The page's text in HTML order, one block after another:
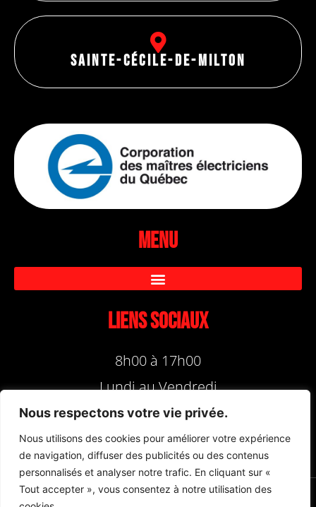
Nous respectons votre vie privée.
Nous utilisons des cookies pour améliorer votre expérience
de navigation, diffuser des publicités ou des contenus
personnalisés et analyser notre trafic. En cliquant sur «
Tout accepter », vous consentez à notre utilisation des
Sainte-Cécile-de-Milton
Menu
Liens sociaux
8h00 à 17h00
Lundi au Vendredi